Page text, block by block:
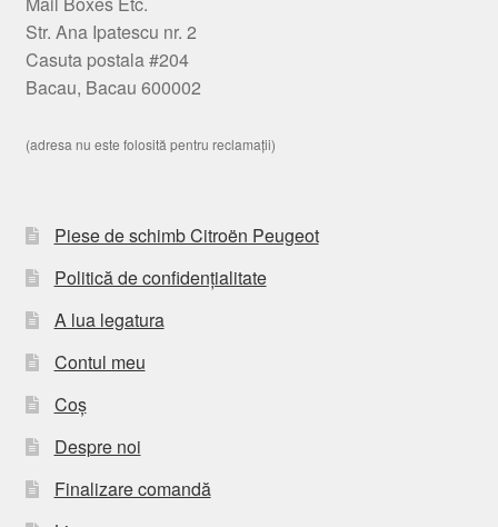
Str. Ana Ipatescu nr. 2
Casuta postala #204
Bacau, Bacau 600002
(adresa nu este folosită pentru reclamații)
Piese de schimb Citroën Peugeot
Politică de confidențialitate
A lua legatura
Contul meu
Coș
Despre noi
Finalizare comandă